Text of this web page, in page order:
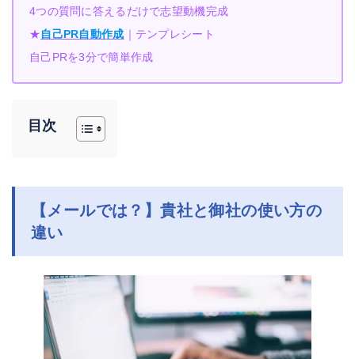
4つの質問に答えるだけで志望動機完成
★自己PR自動作成 ｜テンプレシート
自己PRを3分で簡単作成
目次
【メールでは？】貴社と御社の使い方の
違い